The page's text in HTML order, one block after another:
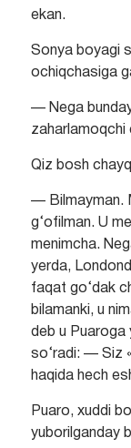
ekan.
Sonya boyagi
ochiqchasiga
— Nega
zaharlamoqchi
Qiz bosh
— Bilmayman.
g‘ofilman. U
menimcha.
yerda,
faqat go‘dak
bilamanki, u
deb u Puaroga
so‘radi: — Siz
haqida hech
Puaro, xuddi
yuborilganday